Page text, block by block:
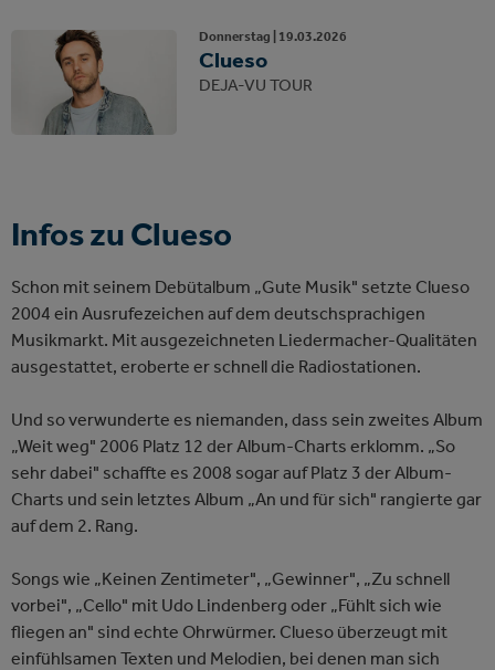
Donnerstag | 19.03.2026
Clueso
DEJA-VU TOUR
Infos zu Clueso
Schon mit seinem Debütalbum „Gute Musik" setzte Clueso
2004 ein Ausrufezeichen auf dem deutschsprachigen
Musikmarkt. Mit ausgezeichneten Liedermacher-Qualitäten
ausgestattet, eroberte er schnell die Radiostationen.
Und so verwunderte es niemanden, dass sein zweites Album
„Weit weg" 2006 Platz 12 der Album-Charts erklomm. „So
sehr dabei" schaffte es 2008 sogar auf Platz 3 der Album-
Charts und sein letztes Album „An und für sich" rangierte gar
auf dem 2. Rang.
Songs wie „Keinen Zentimeter", „Gewinner", „Zu schnell
vorbei", „Cello" mit Udo Lindenberg oder „Fühlt sich wie
fliegen an" sind echte Ohrwürmer. Clueso überzeugt mit
einfühlsamen Texten und Melodien, bei denen man sich